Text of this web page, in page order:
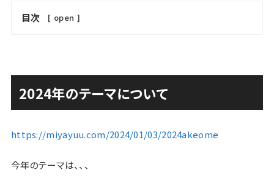
目次 [ open ]
2024年のテーマについて
https://miyayuu.com/2024/01/03/2024akeome
今年のテーマは、、、